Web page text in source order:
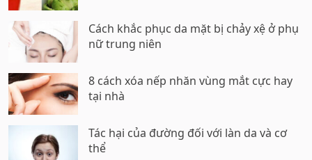
Cách khắc phục da mặt bị chảy xệ ở phụ
nữ trung niên
8 cách xóa nếp nhăn vùng mắt cực hay
tại nhà
Tác hại của đường đối với làn da và cơ
thể